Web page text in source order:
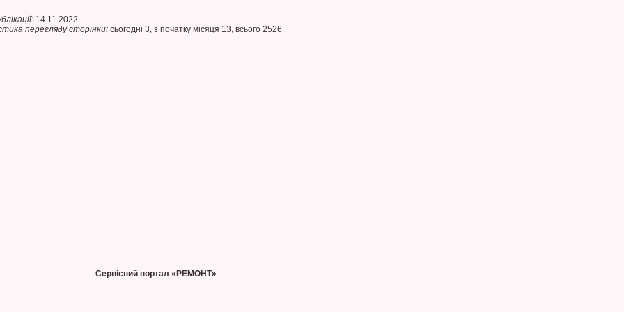
14.11.2022
перегляду сторінки: сьогодні 3, з початку місяця 13, всього 2526
Сервісний портал «РЕМОНТ»